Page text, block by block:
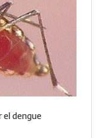
el dengue